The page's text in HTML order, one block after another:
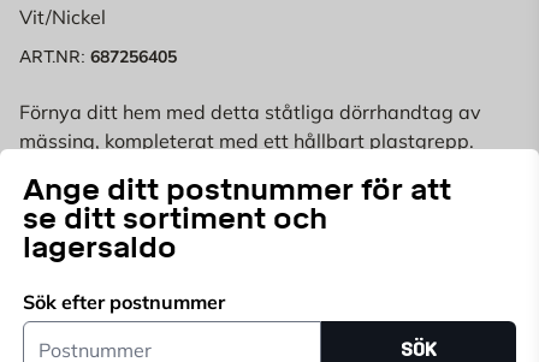
Ange ditt postnummer för att
se ditt sortiment och
lagersaldo
Sök efter postnummer
Postnummer
SÖK
Vit/Nickel
ART.NR: 687256405
Förnya ditt hem med detta ståtliga dörrhandtag av
mässing, kompleterat med ett hållbart plastgrepp.
elegans som aldrig går ur tiden.
Endast online
FÄRG:VIT NICKEL